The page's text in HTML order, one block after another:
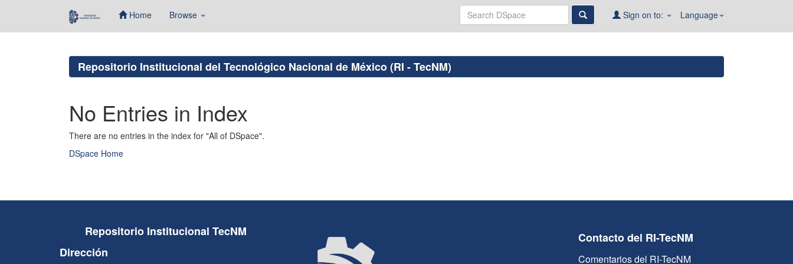
Home Browse Language
Sign on to:
Repositorio Institucional del Tecnológico Nacional de México (RI - TecNM)
No Entries in Index
There are no entries in the index for "All of DSpace".
DSpace Home
Repositorio Institucional TecNM
Dirección
Contacto del RI-TecNM
Comentarios del RI-TecNM